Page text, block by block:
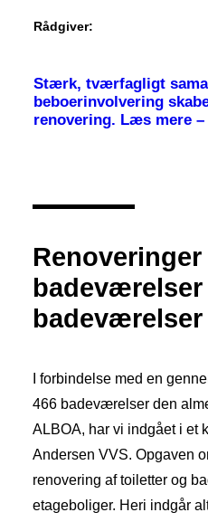
Rådgiver:
Stærk, tværfagligt
beboerinvolvering
renovering. Læs mere
Renoveringer
badeværelser
badeværelser
I forbindelse med en
466 badeværelser den
ALBOA, har vi indgået i et
Andersen VVS. Opgaven
renovering af toiletter og
etageboliger. Heri indgår